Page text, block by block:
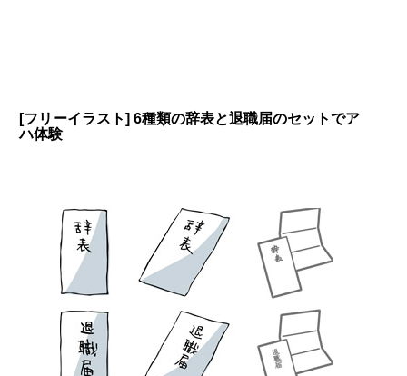
[フリーイラスト] 6種類の辞表と退職届のセットでア
ハ体験